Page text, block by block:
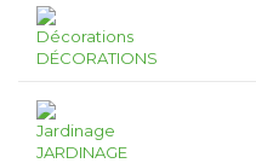
DÉCORATIONS
JARDINAGE